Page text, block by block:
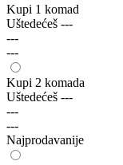
Kupi 1 komad
Uštedećeš ---
---
---
Kupi 2 komada
Uštedećeš ---
---
---
Najprodavanije